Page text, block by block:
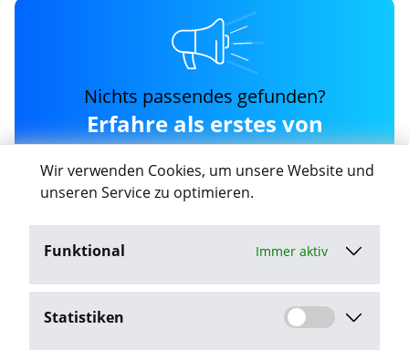
Wir verwenden Cookies, um unsere Website und
unseren Service zu optimieren.
Funktional Immer aktiv
Statistiken
Nichts passendes gefunden?
Erfahre als erstes von
neuen medicover-gmbh
Jobs in Berlin